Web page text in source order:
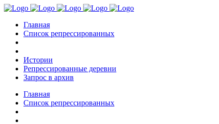
Главная
Список репрессированных
Истории
Репрессированные деревни
Запрос в архив
Главная
Список репрессированных